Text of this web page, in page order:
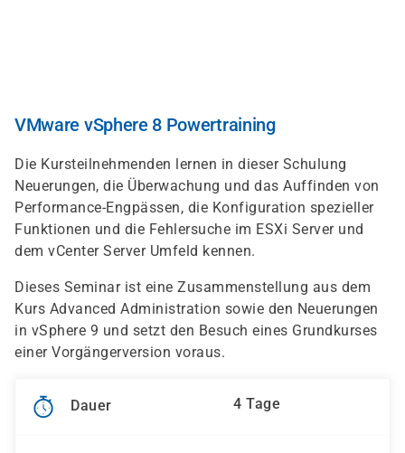
VMware vSphere 8 Powertraining
Die Kursteilnehmenden lernen in dieser Schulung
Neuerungen, die Überwachung und das Auffinden von
Performance-Engpässen, die Konfiguration spezieller
Funktionen und die Fehlersuche im ESXi Server und
dem vCenter Server Umfeld kennen.
Dieses Seminar ist eine Zusammenstellung aus dem
Kurs Advanced Administration sowie den Neuerungen
in vSphere 9 und setzt den Besuch eines Grundkurses
einer Vorgängerversion voraus.
Dauer 4 Tage